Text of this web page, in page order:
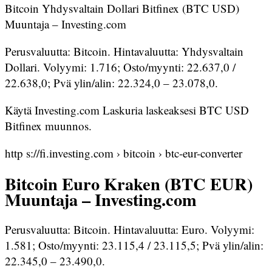
Bitcoin Yhdysvaltain Dollari Bitfinex (BTC USD)
Muuntaja – Investing.com
Perusvaluutta: Bitcoin. Hintavaluutta: Yhdysvaltain
Dollari. Volyymi: 1.716; Osto/myynti: 22.637,0 /
22.638,0; Pvä ylin/alin: 22.324,0 – 23.078,0.
Käytä Investing.com Laskuria laskeaksesi BTC USD
Bitfinex muunnos.
http s://fi.investing.com › bitcoin › btc-eur-converter
Bitcoin Euro Kraken (BTC EUR)
Muuntaja – Investing.com
Perusvaluutta: Bitcoin. Hintavaluutta: Euro. Volyymi:
1.581; Osto/myynti: 23.115,4 / 23.115,5; Pvä ylin/alin:
22.345,0 – 23.490,0.